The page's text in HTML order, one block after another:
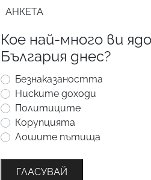
АНКЕТА
Кое най-много ви
България днес?
Безнаказаността
Ниските доходи
Политиците
Корупцията
Лошите пътища
ГЛАСУВАЙ